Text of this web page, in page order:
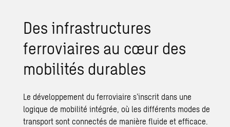
Des infrastructures
ferroviaires au cœur des
mobilités durables
Le développement du ferroviaire s’inscrit dans une
logique de mobilité intégrée, où les différents modes de
transport sont connectés de manière fluide et efficace.